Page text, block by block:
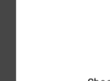
Livraison &